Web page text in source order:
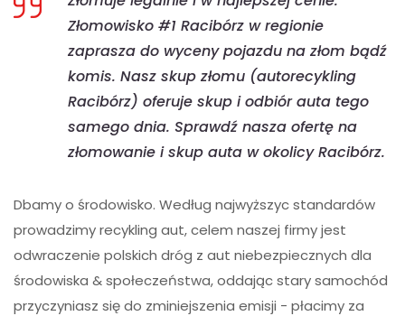
Złomowisko #1 Racibórz w regionie
zaprasza do wyceny pojazdu na złom bądź
komis. Nasz skup złomu (autorecykling
Racibórz) oferuje skup i odbiór auta tego
samego dnia. Sprawdź nasza ofertę na
złomowanie i skup auta w okolicy Racibórz.
Dbamy o środowisko. Według najwyższyc standardów
prowadzimy recykling aut, celem naszej firmy jest
odwraczenie polskich dróg z aut niebezpiecznych dla
środowiska & społeczeństwa, oddając stary samochód
przyczyniasz się do zminiejszenia emisji - płacimy za